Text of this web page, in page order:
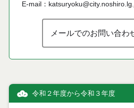
E-mail：
メールでのお問い合わ
令和２年度から令和３年度